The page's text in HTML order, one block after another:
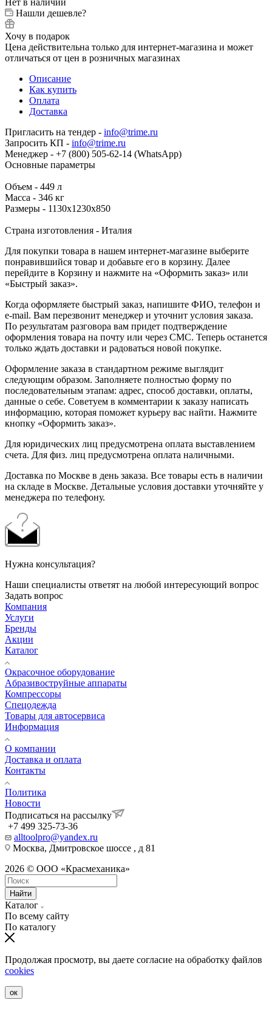
Нашли дешевле?
Хочу в подарок
Цена действительна только для интернет-магазина и может
отличаться от цен в розничных магазинах
Описание
Как купить
Оплата
Доставка
Пригласить на тендер - info@trime.ru
Запросить КП - info@trime.ru
Менеджер - +7 (800) 505-62-14 (WhatsApp)
Основные параметры
Объем - 449 л
Масса - 346 кг
Размеры - 1130х1230х850
Страна изготовления - Италия
Для покупки товара в нашем интернет-магазине выберите
понравившийся товар и добавьте его в корзину. Далее
перейдите в Корзину и нажмите на «Оформить заказ» или
«Быстрый заказ».
Когда оформляете быстрый заказ, напишите ФИО, телефон и
e-mail. Вам перезвонит менеджер и уточнит условия заказа.
По результатам разговора вам придет подтверждение
оформления товара на почту или через СМС. Теперь останется
только ждать доставки и радоваться новой покупке.
Оформление заказа в стандартном режиме выглядит
следующим образом. Заполняете полностью форму по
последовательным этапам: адрес, способ доставки, оплаты,
данные о себе. Советуем в комментарии к заказу написать
информацию, которая поможет курьеру вас найти. Нажмите
кнопку «Оформить заказ».
Для юридических лиц предусмотрена оплата выставлением
счета. Для физ. лиц предусмотрена оплата наличными.
Доставка по Москве в день заказа. Все товары есть в наличии
на складе в Москве. Детальные условия доставки уточняйте у
менеджера по телефону.
Нужна консультация?
Наши специалисты ответят на любой интересующий вопрос
Задать вопрос
Компания
Услуги
Бренды
Акции
Каталог
Окрасочное оборудование
Aбразивоструйные аппараты
Компрессоры
Спецодежда
Товары для автосервиса
Информация
О компании
Доставка и оплата
Контакты
Политика
Новости
Подписаться на рассылку
+7 499 325-73-36
alltoolpro@yandex.ru
Москва, Дмитровское шоссе , д 81
2026 © ООО «Красмеханика»
Найти
Каталог
По всему сайту
По каталогу
Продолжая просмотр, вы даете согласие на обработку файлов
cookies
ок